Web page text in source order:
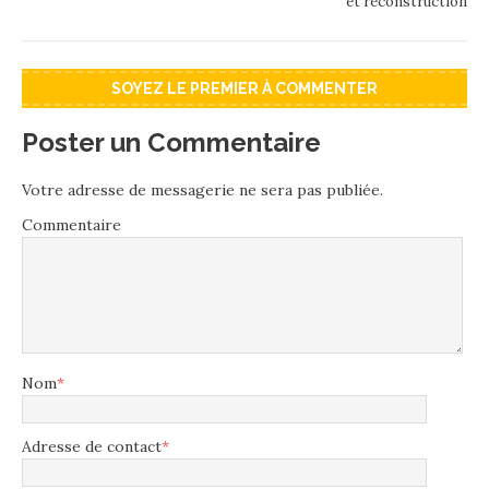
SOYEZ LE PREMIER À COMMENTER
Poster un Commentaire
Votre adresse de messagerie ne sera pas publiée.
Commentaire
Nom*
Adresse de contact*